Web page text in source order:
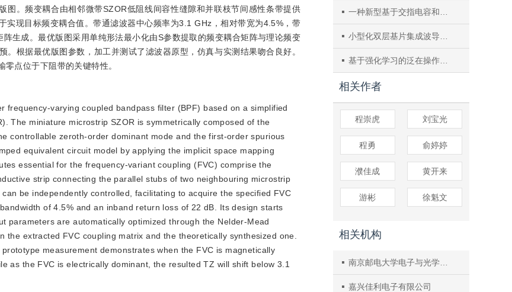
图。频变耦合由相邻微带SZOR低阻线间容性缝隙和并联枝节间感性条带提供
实现目标频变耦合值。带通滤波器中心频率为3.1 GHz，相对带宽为4.5%，带
生成。最优版图采用单纯形法最小化由S参数提取的频变耦合矩阵与理论频变
根据最优版图参数，加工并测试了滤波器原型，仿真与实测结果吻合良好。
点位于下阻带的关键特性。
varying coupled bandpass filter (BPF) based on a simplified
The miniature microstrip SZOR is symmetrically composed of the
controllable zeroth-order dominant mode and the first-order spurious
equivalent circuit model by applying the implicit space mapping
essential for the frequency-variant coupling (FVC) comprise the
strip connecting the parallel stubs of two neighbouring microstrip
be independently controlled, facilitating to acquire the specified FVC
of 4.5% and an inband return loss of 22 dB. Its design starts
parameters are automatically optimized through the Nelder-Mead
extracted FVC coupling matrix and the theoretically synthesized one.
measurement demonstrates when the FVC is magnetically
as the FVC is electrically dominant, the resulted TZ will shift below 3.1
一种新型基于交指电容和微带电感的单层低成本宽带带通滤波器
小型化双层基片集成波导盒型耦合拓扑滤波器设计
基于强化学习的泛在操作系统内存布局优化框架
相关作者
程崇虎 刘宝光
程勇 俞婷婷
濮佳成 黄开来
游彬 徐魁文
相关机构
南京邮电大学电子与光学工程学院、柔性电子（未来技术）学院
嘉兴佳利电子有限公司